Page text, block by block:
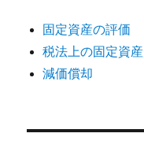
固定資産の評価
税法上の固定資産
減価償却